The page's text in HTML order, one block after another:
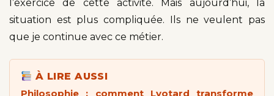
l’exercice de cette activité. Mais aujourd’hui, la
situation est plus compliquée. Ils ne veulent pas
que je continue avec ce métier.
À LIRE AUSSI
Philosophie : comment Lyotard transforme